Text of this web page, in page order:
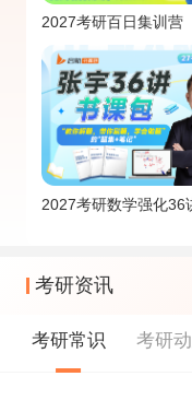
2027考研百日集训营
2027考研数学强化36
考研资讯
考研常识 考研